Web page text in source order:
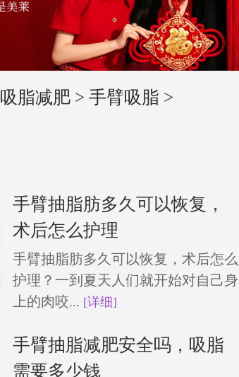
吸脂减肥 >手臂吸脂 >
手臂抽脂肪多久可以恢复，
术后怎么护理
手臂抽脂肪多久可以恢复，术后怎么
护理？一到夏天人们就开始对自己身
上的肉咬... [详细]
手臂抽脂减肥安全吗，吸脂
需要多少钱